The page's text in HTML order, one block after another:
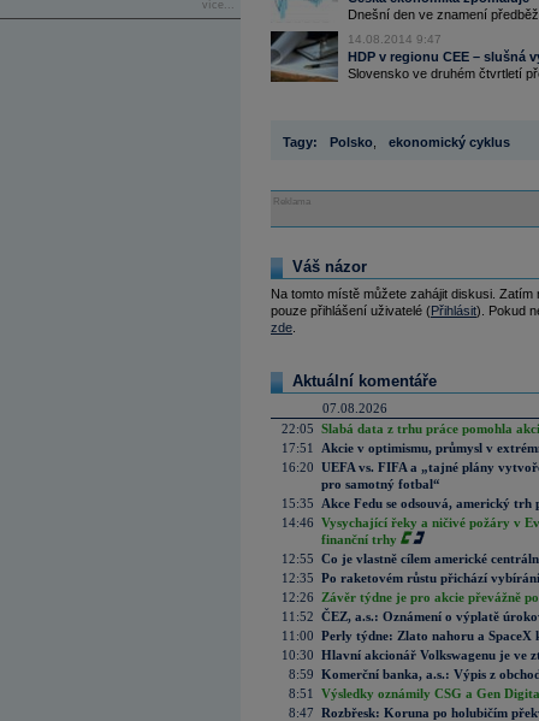
více...
Dnešní den ve znamení
14.08.2014 9:47
HDP v regionu CEE – slušná
Slovensko ve druhém čtvrtletí
Tagy: Polsko ekonomický cyklus
Reklama
Váš názor
Na tomto místě můžete zahájit diskusi.
pouze přihlášení uživatelé (Přihlásit). Pokud
zde
Aktuální komentáře
07.08.2026
22:05 Slabá data z trhu práce pomohla
17:51
Akcie v optimismu, průmysl v
16:20 UEFA vs. FIFA a „tajné plány
pro samotný fotbal“
15:35
Akce Fedu se odsouvá, americký
14:46 Vysychající řeky a ničivé požáry v
finanční trhy
12:55 Co je vlastně cílem americké
12:35 Po raketovém růstu přichází
12:26
Závěr týdne je pro akcie převážně
11:52 ČEZ, a.s.: Oznámení o výplatě
11:00 Perly týdne: Zlato nahoru a SpaceX
10:30 Hlavní akcionář Volkswagenu je ve
8:59 Komerční banka, a.s.: Výpis z
8:51
Výsledky oznámily CSG a Gen
8:47 Rozbřesk: Koruna po holubičím